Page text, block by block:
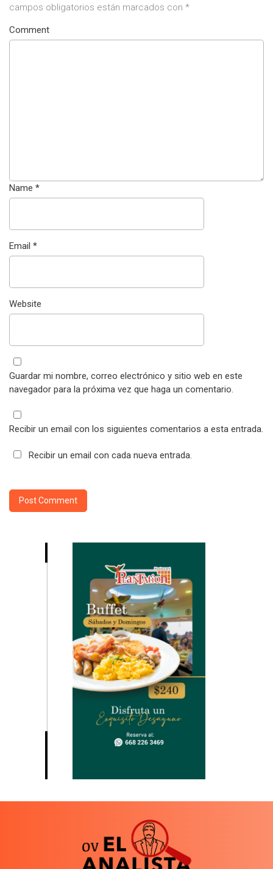
campos obligatorios están marcados con *
Comment
Name *
Email *
Website
Guardar mi nombre, correo electrónico y sitio web en este
navegador para la próxima vez que haga un comentario.
Recibir un email con los siguientes comentarios a esta entrada.
Recibir un email con cada nueva entrada.